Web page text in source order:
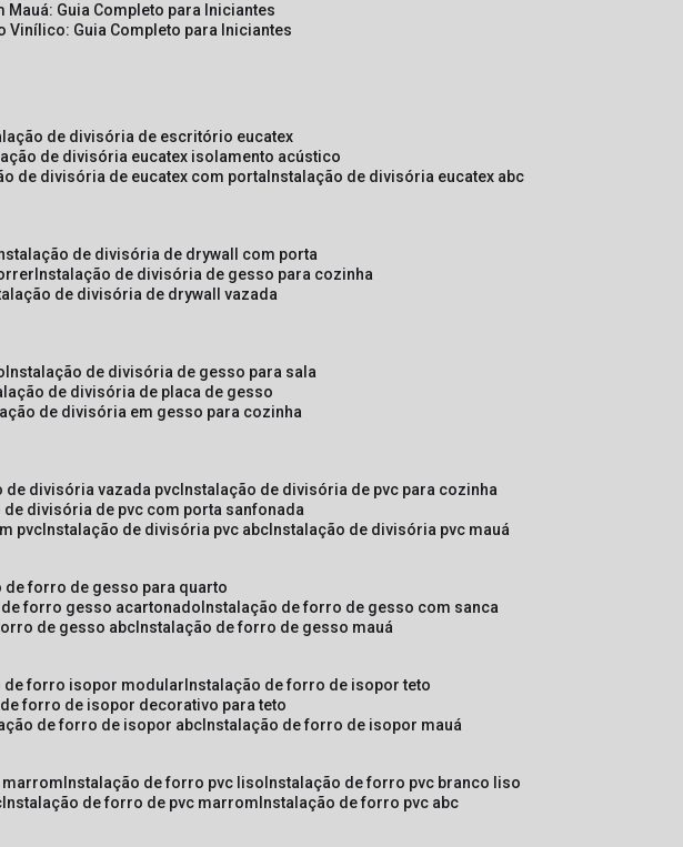
Mauá: Guia Completo para Iniciantes
Vinílico: Guia Completo para Iniciantes
de divisória de escritório eucatex
de divisória eucatex isolamento acústico
de divisória de eucatex com porta instalação de divisória eucatex abc
de divisória de drywall com porta
instalação de divisória de gesso para cozinha
de divisória de drywall vazada
instalação de divisória de gesso para sala
de divisória de placa de gesso
de divisória em gesso para cozinha
de divisória vazada pvc instalação de divisória de pvc para cozinha
de divisória de pvc com porta sanfonada
pvc instalação de divisória pvc abc instalação de divisória pvc mauá
de forro de gesso para quarto
de forro gesso acartonado instalação de forro de gesso com sanca
de gesso abc instalação de forro de gesso mauá
de forro isopor modular instalação de forro de isopor teto
de forro de isopor decorativo para teto
de forro de isopor abc instalação de forro de isopor mauá
marrom instalação de forro pvc liso instalação de forro pvc branco liso
instalação de forro de pvc marrom instalação de forro pvc abc